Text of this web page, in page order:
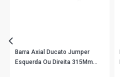
Barra Axial Ducato Jumper
Esquerda Ou Direita 315Mm